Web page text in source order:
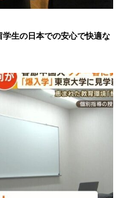
学生の日本での安心で快適な